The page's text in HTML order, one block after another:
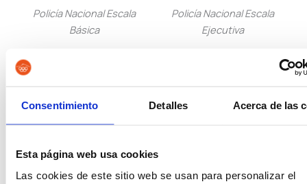
Consentimiento Detalles Acerca de las
Esta página web usa cookies
Las cookies de este sitio web se usan para personalizar el
Policía Nacional Escala
Básica
Policía Nacional Escala
Ejecutiva
Guardia Civil Tropa y Marinería